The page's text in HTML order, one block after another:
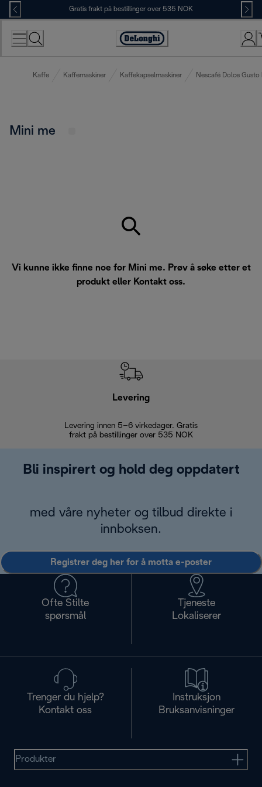
Skip
to
Content
Gratis frakt på bestillinger over 535 NOK
Accessibility
Kaffe Kaffemaskiner Kaffekapselmaskiner Nescafé Dolce Gusto
Mini me
Vi kunne ikke finne noe for Mini me. Prøv å søke etter et
produkt eller Kontakt oss.
Levering
Levering innen 5–6 virkedager. Gratis
frakt på bestillinger over 535 NOK
Bli inspirert og hold deg oppdatert
med våre nyheter og tilbud direkte i
innboksen.
Registrer deg her for å motta e-poster
Ofte Stilte
spørsmål
Tjeneste
Lokaliserer
Trenger du hjelp?
Kontakt oss
Instruksjon
Bruksanvisninger
Produkter